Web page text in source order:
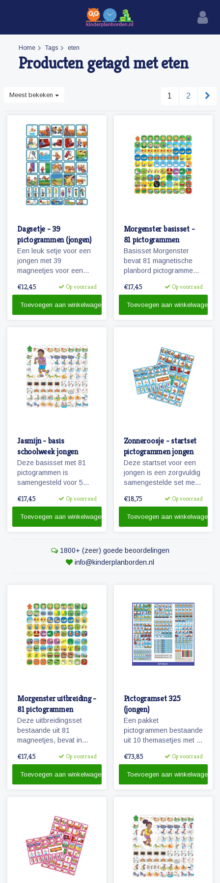
Home Tags eten
Producten getagd met eten
Meest bekeken 1 2
Dagsetje - 39
pictogrammen (jongen)
Een leuk setje voor een
jongen met 39
magneetjes voor een
magneetjes voor school,
natuurlijk ook sport, spel
€12,45 Op voorraad
Toevoegen aan winkelwagen
Morgenster basisset -
81 pictogrammen
Basisset Morgenster
bevat 81 magnetische
planbord pictogrammen
planbord Morgenster.
€17,45 Op voorraad
Toevoegen aan winkelwagen
Jasmijn - basis
schoolweek jongen
Deze basisset met 81
pictogrammen is
samengesteld voor 5
hoofdactiviteiten van /
schoolweek)
€17,45 Op voorraad
Toevoegen aan winkelwagen
Zonneroosje - startset
pictogrammen jongen
Deze startset voor een
jongen is een zorgvuldig
samengestelde set met
pictogrammen voor
€18,75 Op voorraad
Toevoegen aan winkelwagen
1800+ (zeer) goede beoordelingen
info@kinderplanborden.nl
Morgenster uitbreiding -
81 pictogrammen
Deze uitbreidingsset
bestaande uit 81
magneetjes, bevat in
basisset Morgenster, alle
serie en in een ruime
€17,45 Op voorraad
Toevoegen aan winkelwagen
Pictogramset 325
(jongen)
Een pakket
pictogrammen bestaande
uit 10 themasetjes met in
voor een volledige
€73,85 Op voorraad
Toevoegen aan winkelwagen